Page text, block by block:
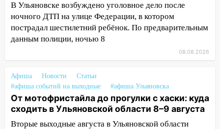
13:47 На Нижней Террасе мощным
ветром вырвало дерево с корнем
13:46 Сильный ветер сорвал крышу с
транспорту: в Ульяновске трамвай
сошёл с рельсов
13:22 Упавшие деревья перекрыли
дороги в Ульяновске: фото
В Ульяновске возбуждено уголовное дело после
ночного ДТП на улице Федерации, в котором
пострадал шестилетний ребёнок. По предварительным
данным полиции, ночью 8
08.08.2026
Афиша Новости
Статьи
#афиша событий на выходные
#афиша Ульяновска
От мотофристайла до прогулки с хаски: куда
сходить в Ульяновской области 8–9 августа
Вторые выходные августа в Ульяновской области